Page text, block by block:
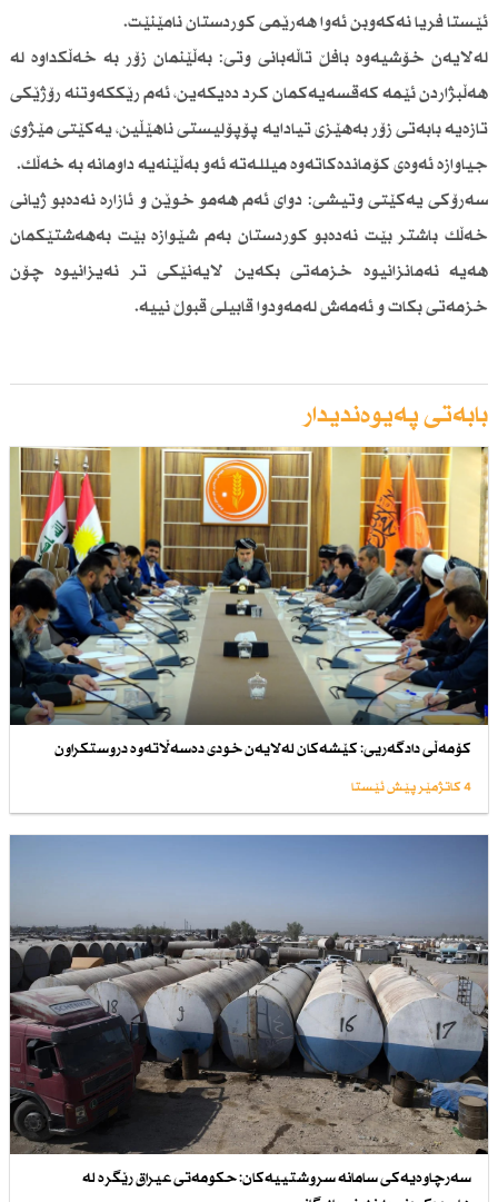
ئێستا فریا نەكەوبن ئەوا هەرێمی كوردستان نامێنێت.
لەلایەن خۆشیەوە بافڵ تاڵەبانی وتی: بەڵێنمان زۆر بە خەڵكداوە لە
هەڵبژاردن ئێمە كەقسەیەكمان كرد دەیكەین، ئەم رێككەوتنە رۆژێكی
تازەیە بابەتی زۆر بەهێزی تیادایە پۆپۆلیستی ناهێڵین، یەكێتی مێژوی
جیاوازە ئەوەی كۆماندەكاتەوە میللـەتە ئەو بەڵێنەیە داومانە بە خەڵك.
سەرۆكی یەكێتی وتیشی: دوای ئەم هەمو خوێن و ئازارە نەدەبو ژیانی
خەڵك باشتر بێت نەدەبو كوردستان بەم شێوازە بێت بەهەشتێكمان
هەیە نەمانزانیوە خزمەتی بكەین لایەنێكی تر نەیزانیوە چۆن
خزمەتی بكات و ئەمەش لەمەودوا قابیلی قبوڵ نییە.
بابەتی پەیوەندیدار
كۆمەڵی دادگەریی: كێشەكان لەلایەن خودی دەسەڵاتەوە دروستكراون
4 کاتژمێر پێش ئێستا
سەرچاوەیەكی سامانە سروشتییەكان: حكومەتی عیراق رێگرە لە